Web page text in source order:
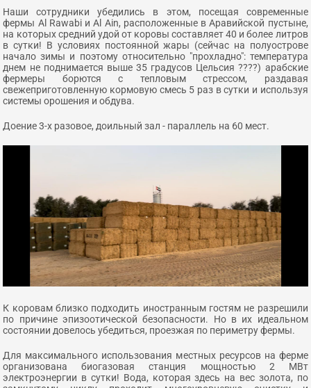
Наши сотрудники убедились в этом, посещая современные
фермы Al Rawabi и Al Ain, расположенные в Аравийской пустыне,
на которых средний удой от коровы составляет 40 и более литров
в сутки! В условиях постоянной жары (сейчас на полуострове
начало зимы и поэтому относительно "прохладно": температура
днем не поднимается выше 35 градусов Цельсия ????) арабские
фермеры борются с тепловым стрессом, раздавая
свежеприготовленную кормовую смесь 5 раз в сутки и используя
системы орошения и обдува.
Доение 3-х разовое, доильный зал - параллель на 60 мест.
К коровам близко подходить иностранным гостям не разрешили
по причине эпизоотической безопасности. Но в их идеальном
состоянии довелось убедиться, проезжая по периметру фермы.
Для максимального использования местных ресурсов на ферме
организована биогазовая станция мощностью 2 МВт
электроэнергии в сутки! Вода, которая здесь на вес золота, по